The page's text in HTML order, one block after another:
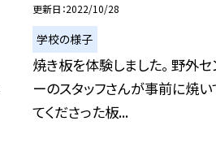
更新日 2022/10/28
学校の様子
焼き板を体験しました。 野外セ
ーのスタッフさんが事前に焼
てくださった板...